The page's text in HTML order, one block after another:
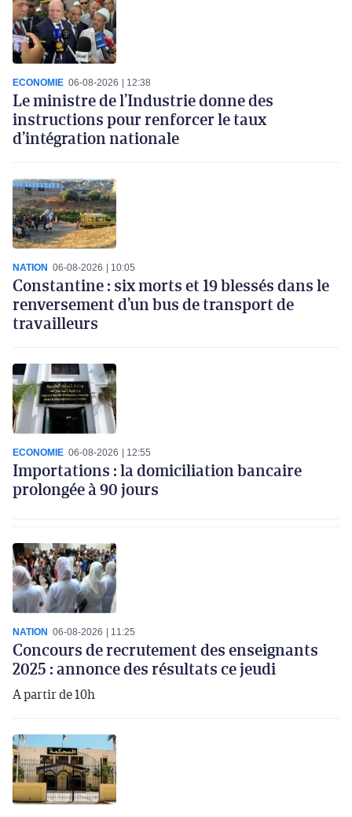
ECONOMIE 06-08-2026 12:38
Le ministre de l’Industrie donne des
instructions pour renforcer le taux
d’intégration nationale
NATION 06-08-2026 10:05
Constantine : six morts et 19 blessés dans le
renversement d’un bus de transport de
travailleurs
ECONOMIE 06-08-2026 12:55
Importations : la domiciliation bancaire
prolongée à 90 jours
NATION 06-08-2026 11:25
Concours de recrutement des enseignants
2025 : annonce des résultats ce jeudi
A partir de 10h